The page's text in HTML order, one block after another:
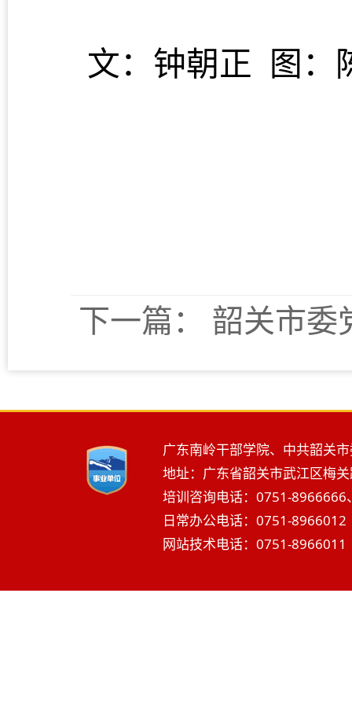
文：钟朝正
图：
下一篇： 韶关市委
广东南岭干部学院、中共韶关
地址：广东省韶关市武江区梅
培训咨询电话：0751-
日常办公电话：0751-
网站技术电话：0751-